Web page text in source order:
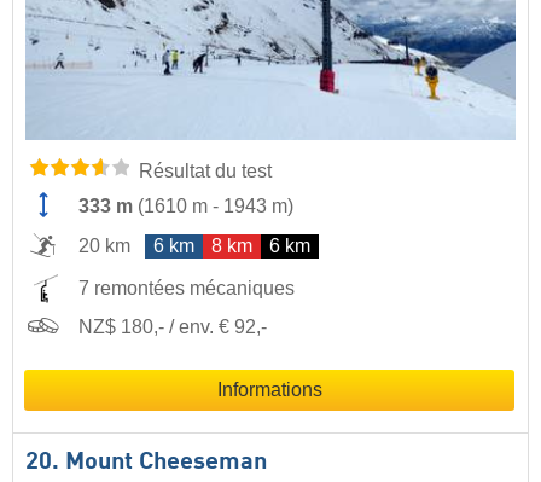
Résultat du test
333 m (1610 m - 1943 m)
20 km
6 km 8 km 6 km
7 remontées mécaniques
NZ$ 180,- / env. € 92,-
Informations
20. Mount Cheeseman